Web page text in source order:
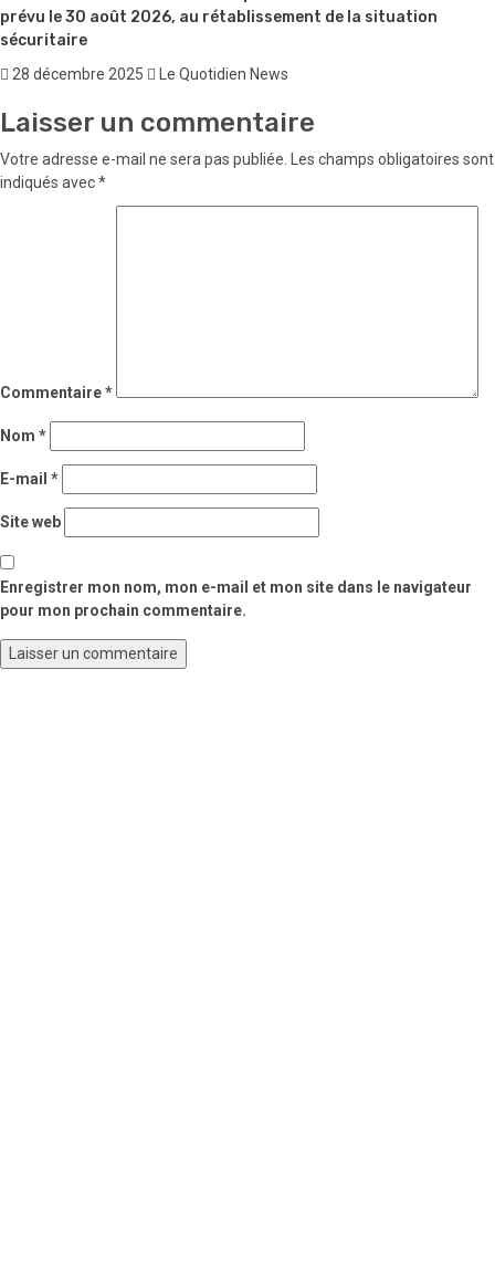
prévu le 30 août 2026, au rétablissement de la situation
sécuritaire
28 décembre 2025 Le Quotidien News
Laisser un commentaire
Votre adresse e-mail ne sera pas publiée.
Les champs obligatoires sont
indiqués avec*
Commentaire*
Nom *
E-mail *
Site web
Enregistrer mon nom, mon e-mail et mon site dans le navigateur
pour mon prochain commentaire.